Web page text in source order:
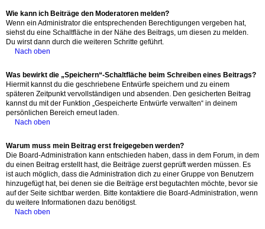
Wie kann ich Beiträge den Moderatoren melden?
Wenn ein Administrator die entsprechenden Berechtigungen vergeben hat,
siehst du eine Schaltfläche in der Nähe des Beitrags, um diesen zu melden.
Du wirst dann durch die weiteren Schritte geführt.
Nach oben
Was bewirkt die „Speichern“-Schaltfläche beim Schreiben eines Beitrags?
Hiermit kannst du die geschriebene Entwürfe speichern und zu einem
späteren Zeitpunkt vervollständigen und absenden. Den gesicherten Beitrag
kannst du mit der Funktion „Gespeicherte Entwürfe verwalten“ in deinem
persönlichen Bereich erneut laden.
Nach oben
Warum muss mein Beitrag erst freigegeben werden?
Die Board-Administration kann entschieden haben, dass in dem Forum, in dem
du einen Beitrag erstellt hast, die Beiträge zuerst geprüft werden müssen. Es
ist auch möglich, dass die Administration dich zu einer Gruppe von Benutzern
hinzugefügt hat, bei denen sie die Beiträge erst begutachten möchte, bevor sie
auf der Seite sichtbar werden. Bitte kontaktiere die Board-Administration, wenn
du weitere Informationen dazu benötigst.
Nach oben